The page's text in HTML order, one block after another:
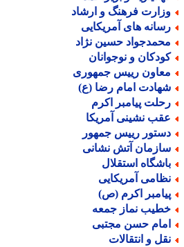
فرهنگ و ارشاد
های آمریکایی
حسین نژاد
و نوجوانان
رییس جمهوری
امام رضا (ع)
پیامبر اکرم
نشینی آمریکا
رییس جمهور
آتش نشانی
استقلال
آمریکایی
اکرم (ص)
نماز جمعه
حسن مجتبی
و انتقالات